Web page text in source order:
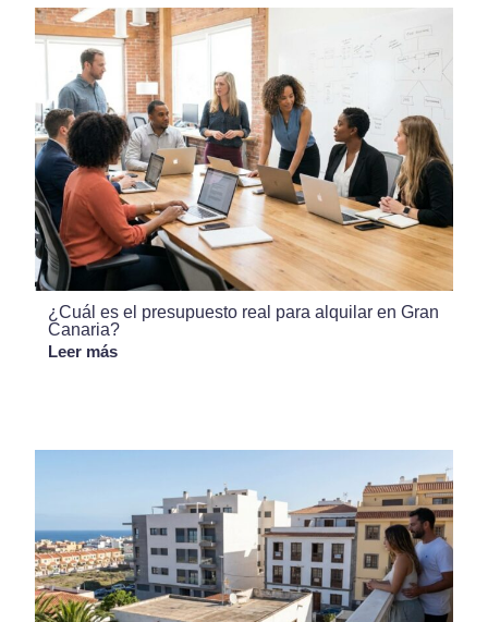
¿Cuál es el presupuesto real para alquilar en Gran
Canaria?
Leer más